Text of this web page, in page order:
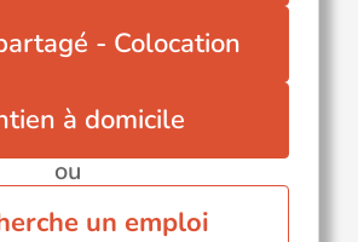
- Colocation
à domicile
ou
un emploi